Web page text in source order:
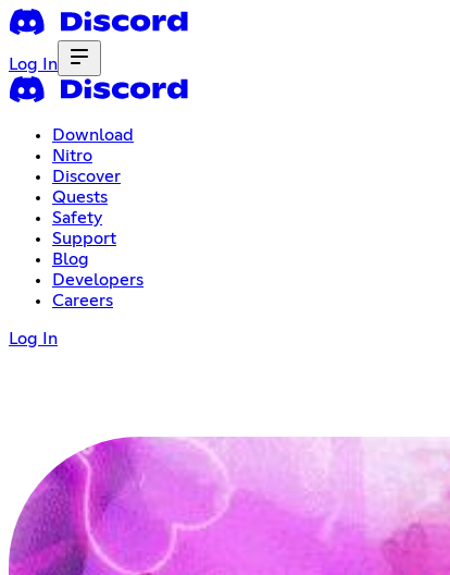
Log In
Download
Nitro
Discover
Quests
Safety
Support
Blog
Developers
Careers
Log In